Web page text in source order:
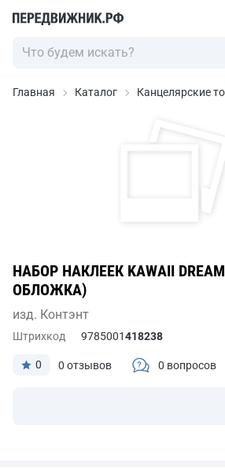
Главная Каталог Канцелярские
НАБОР НАКЛЕЕК KAWAII
ОБЛОЖКА)
изд. Контэнт
0 0 отзывов 0 вопросов
Штрихкод 9785001418238